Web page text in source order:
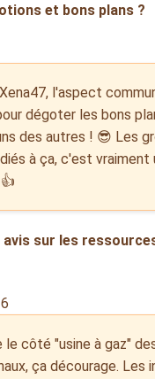
et bons plans ?
l'aspect
dégoter les bons
des autres ! 😎 Les
à ça, c'est vraiment
avis sur les
le côté "usine à gaz"
ça décourage. Les